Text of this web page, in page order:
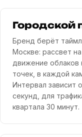
Городской
Бренд берёт
Москве: рассвет
движение
точек, в каждой
Интервал зависит
секунд, для
квартала 30 минут.